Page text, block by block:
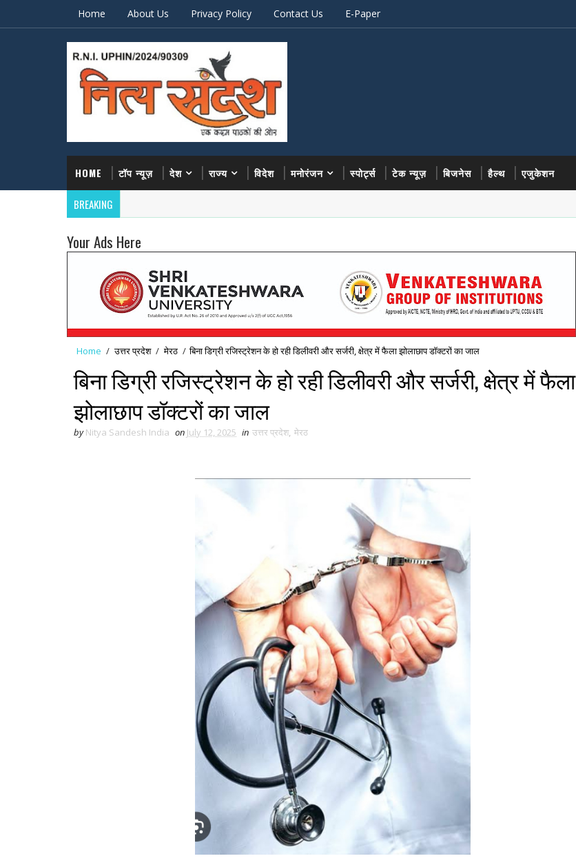
Home About Us Privacy Policy Contact Us E-Paper
HOME टॉप न्यूज़ देश राज्य विदेश मनोरंजन स्पोर्ट्स टेक न्यूज़ बिजनेस हैल्थ एजुकेशन
BREAKING
Your Ads Here
Home / उत्तर प्रदेश / मेरठ / बिना डिग्री रजिस्ट्रेशन के हो रही डिलीवरी और सर्जरी, क्षेत्र में फैला झोलाछाप डॉक्टरों का जाल
बिना डिग्री रजिस्ट्रेशन के हो रही डिलीवरी और सर्जरी, क्षेत्र में फैला
झोलाछाप डॉक्टरों का जाल
by Nitya Sandesh India on July 12, 2025 in उत्तर प्रदेश, मेरठ